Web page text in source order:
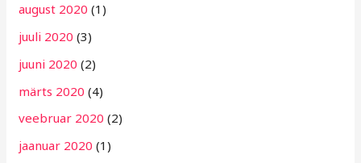
august 2020 (1)
juuli 2020 (3)
juuni 2020 (2)
märts 2020 (4)
veebruar 2020 (2)
jaanuar 2020 (1)